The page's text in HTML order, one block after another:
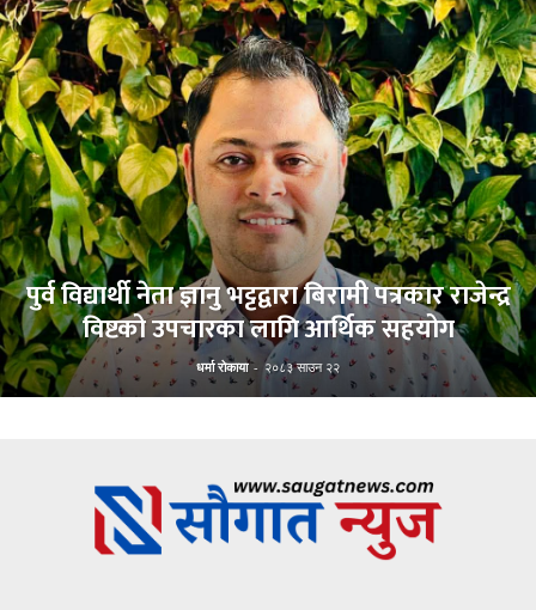
पुर्व विद्यार्थी नेता ज्ञानु भट्टद्वारा बिरामी पत्रकार राजेन्द्र
विष्टको उपचारका लागि आर्थिक सहयोग
धर्मा रोकाया - २०८३ साउन २२